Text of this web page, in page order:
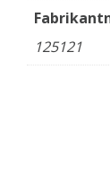
125121